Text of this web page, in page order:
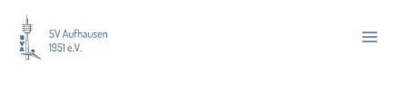
Inhalt
springen